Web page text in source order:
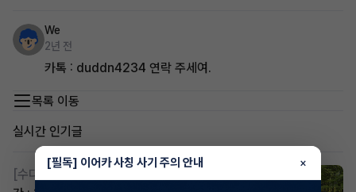
We
2년 전
카톡 : duddn4234 연락 주세여.
목록 이동
실시간 인기글
[수다방]
스포티지하이브리드 승계합니다(잔여렌트기
[필독] 이어카 사칭 사기 주의 안내 ×